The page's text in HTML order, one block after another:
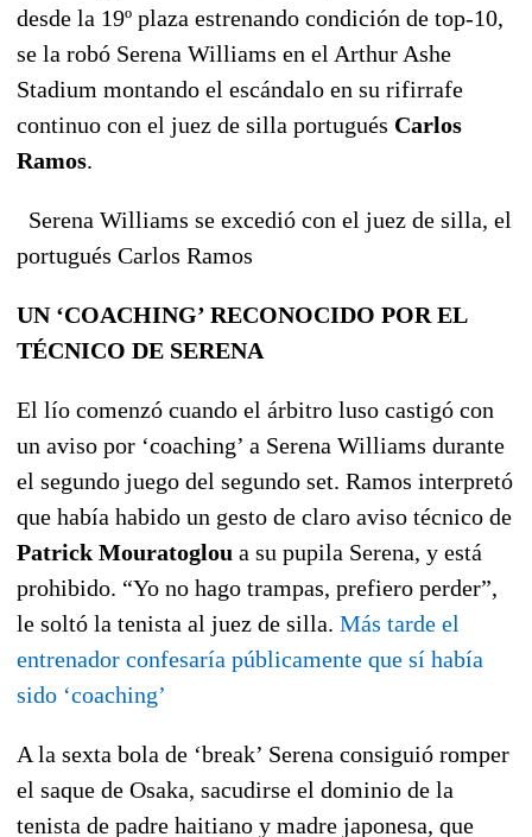
desde la 19º plaza estrenando condición de top-10,
se la robó Serena Williams en el Arthur Ashe
Stadium montando el escándalo en su rifirrafe
continuo con el juez de silla portugués Carlos
Ramos.
Serena Williams se excedió con el juez de silla, el
portugués Carlos Ramos
UN ‘COACHING’ RECONOCIDO POR EL
TÉCNICO DE SERENA
El lío comenzó cuando el árbitro luso castigó con
un aviso por ‘coaching’ a Serena Williams durante
el segundo juego del segundo set. Ramos interpretó
que había habido un gesto de claro aviso técnico de
Patrick Mouratoglou a su pupila Serena, y está
prohibido. “Yo no hago trampas, prefiero perder”,
le soltó la tenista al juez de silla. Más tarde el
entrenador confesaría públicamente que sí había
sido ‘coaching’
A la sexta bola de ‘break’ Serena consiguió romper
el saque de Osaka, sacudirse el dominio de la
tenista de padre haitiano y madre japonesa, que